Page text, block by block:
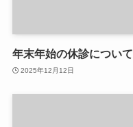
年末年始の休診について
2025年12月12日